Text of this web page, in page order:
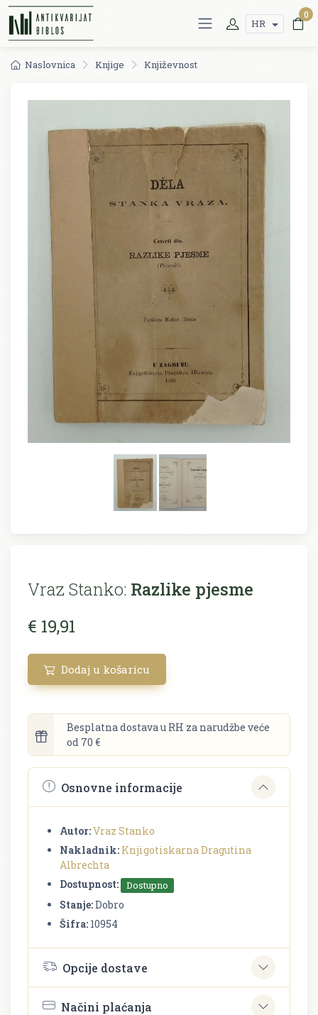
HR
0
Naslovnica Knjige Književnost
Vraz Stanko: Razlike pjesme
€ 19,91
Dodaj u košaricu
Besplatna dostava u RH za narudžbe veće
od 70 €
Osnovne informacije
Autor:Vraz Stanko
Nakladnik: Knjigotiskarna Dragutina
Albrechta
Dostupnost:
Dostupno
Stanje:Dobro
Šifra: 10954
Opcije dostave
Načini plaćanja